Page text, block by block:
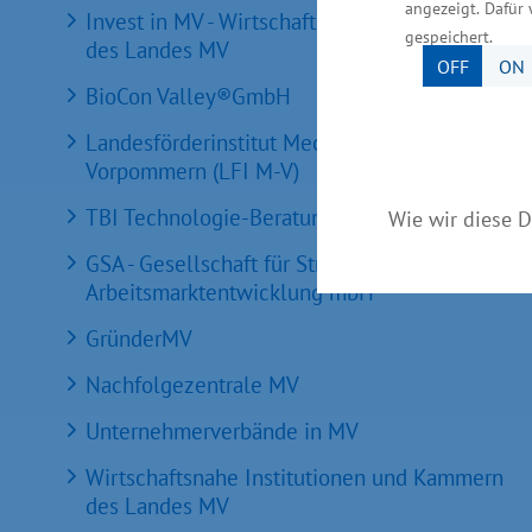
angezeigt.
gespeichert.
OFF ON
Wie wir diese
Invest in MV - Wirtschaftsfördergesellschaft
des Landes MV
BioCon Valley®GmbH
Landesförderinstitut Mecklenburg-
Vorpommern (LFI M-V)
TBI Technologie-Beratungs-Institut GmbH
GSA - Gesellschaft für Struktur &
Arbeitsmarktentwicklung mbH
GründerMV
Nachfolgezentrale MV
Unternehmerverbände in MV
Wirtschaftsnahe Institutionen und Kammern
des Landes MV